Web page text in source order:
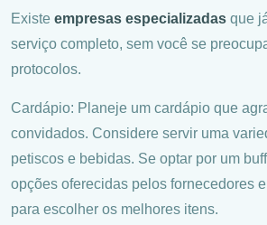
Existe empresas especializadas que
serviço completo, sem você se
protocolos.
Cardápio: Planeje um cardápio que
convidados. Considere servir uma
petiscos e bebidas. Se optar por um
opções oferecidas pelos fornecedores
para escolher os melhores itens.